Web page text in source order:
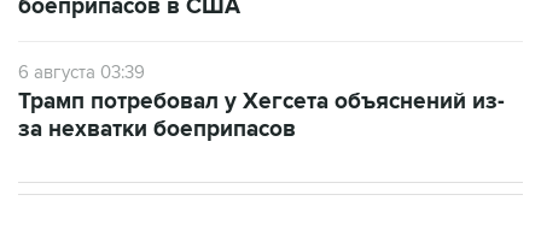
боеприпасов в США
6 августа 03:39
Трамп потребовал у Хегсета объяснений из-
за нехватки боеприпасов